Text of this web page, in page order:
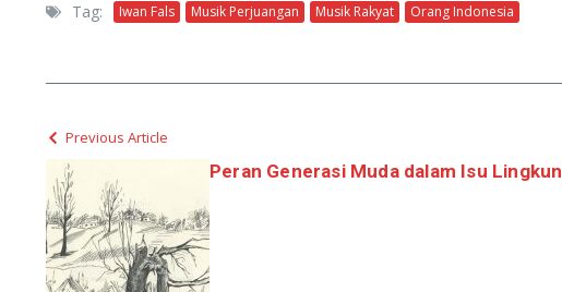
Tag: Iwan Fals Musik Perjuangan Musik Rakyat Orang Indonesia
Previous Article
Peran Generasi Muda dalam Isu